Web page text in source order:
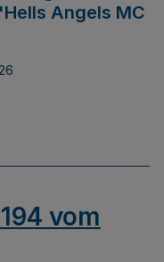
Angels MC
vom